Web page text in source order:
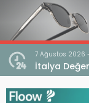
7 Ağustos 2026 -
İtalya
Devam